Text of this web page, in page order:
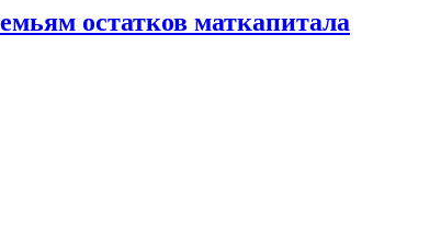
остатков маткапитала